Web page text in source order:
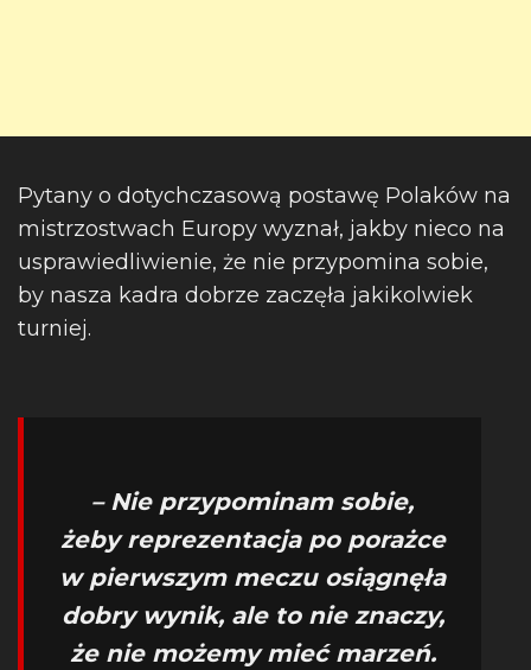
Pytany o dotychczasową postawę Polaków na
mistrzostwach Europy wyznał, jakby nieco na
usprawiedliwienie, że nie przypomina sobie,
by nasza kadra dobrze zaczęła jakikolwiek
turniej.
– Nie przypominam sobie,
żeby reprezentacja po porażce
w pierwszym meczu osiągnęła
dobry wynik, ale to nie znaczy,
że nie możemy mieć marzeń.